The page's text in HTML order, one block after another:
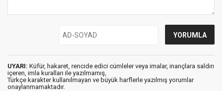
UYARI: Küfür, hakaret, rencide edici cümleler veya imalar, inançlara saldırı
içeren, imla kuralları ile yazılmamış,
Türkçe karakter kullanılmayan ve büyük harflerle yazılmış yorumlar
onaylanmamaktadır.